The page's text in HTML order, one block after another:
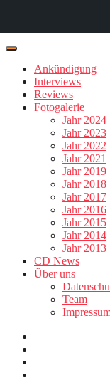
Ankündigung
Interviews
Reviews
Fotogalerie
Jahr 2024
Jahr 2023
Jahr 2022
Jahr 2021
Jahr 2019
Jahr 2018
Jahr 2017
Jahr 2016
Jahr 2015
Jahr 2014
Jahr 2013
CD News
Über uns
Team